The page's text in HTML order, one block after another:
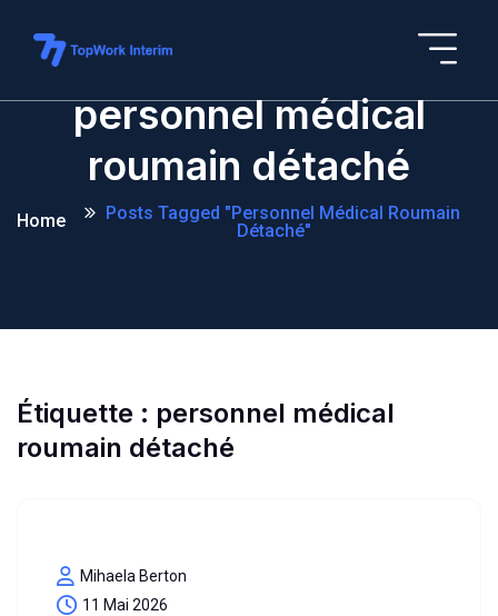
personnel médical
roumain détaché
Home
Posts Tagged "personnel Médical Roumain
Détaché"
Étiquette : personnel médical
roumain détaché
Mihaela Berton
11 Mai 2026